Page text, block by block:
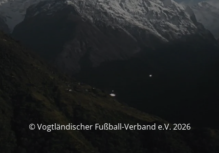
© Vogtländischer Fußball-Verband e.V. 2026